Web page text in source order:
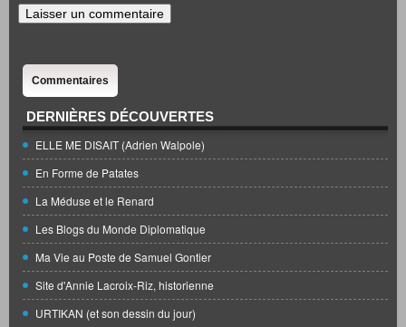
Commentaires
DERNIÈRES DÉCOUVERTES
ELLE ME DISAIT (Adrien Walpole)
En Forme de Patates
La Méduse et le Renard
Les Blogs du Monde Diplomatique
Ma Vie au Poste de Samuel Gontier
Site d'Annie Lacroix-Riz, historienne
URTIKAN (et son dessin du jour)